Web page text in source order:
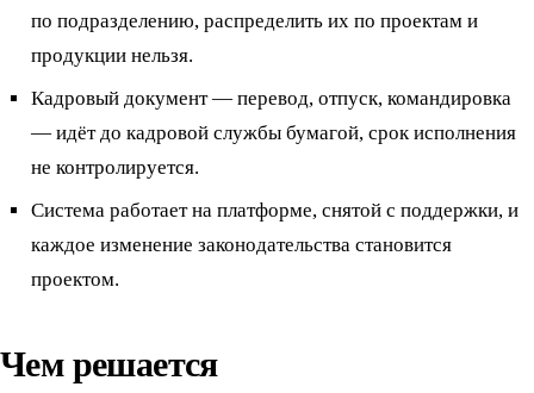
по подразделению, распределить их по проектам и
продукции нельзя.
Кадровый документ — перевод, отпуск, командировка
— идёт до кадровой службы бумагой, срок исполнения
не контролируется.
Система работает на платформе, снятой с поддержки, и
каждое изменение законодательства становится
проектом.
Чем решается